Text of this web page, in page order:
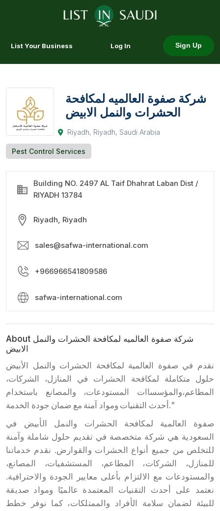
List Your Business Log In Sign Up
شركة صفوة العالميه لمكافحة
الحشرات والنمل الابيض
Riyadh, Riyadh, Saudi Arabia
Pest Control Services
Building NO. 2497 AL Taif Dhahrat Laban Dist /
RIYADH 13784
Riyadh, Riyadh
sales@safwa-international.com
+966966541809586
safwa-international.com
About شركة صفوة العالميه لمكافحة الحشرات والنمل
الابيض
نقدم في صفوة العالمية لمكافحة الحشرات والنمل الأبيض
حلول متكاملة لمكافحة الحشرات في المنازل، الشركات،
المطاعم،والمؤسساات المستودعات، والمصانع باستخدام
أحدث التقنيات ومواد آمنة مع ضمان جودة الخدمة."
صفوة العالمية لمكافحة الحشرات والنمل الأبيض في
السعودية هي شركة متخصصة في تقديم حلول شاملة وآمنة
للتخلص من جميع أنواع الحشرات والقوارض. نقدم خدماتنا
للمنازل، الشركات، المطاعم، المستشفيات، المصانع،
والمستودعات مع الالتزام بأعلى معايير الجودة والاحترافية.
نعتمد على أحدث التقنيات المعتمدة عالميًا ومواد صديقة
للبيئة لضمان سلامة الأفراد والممتلكات، كما نوفر خطط